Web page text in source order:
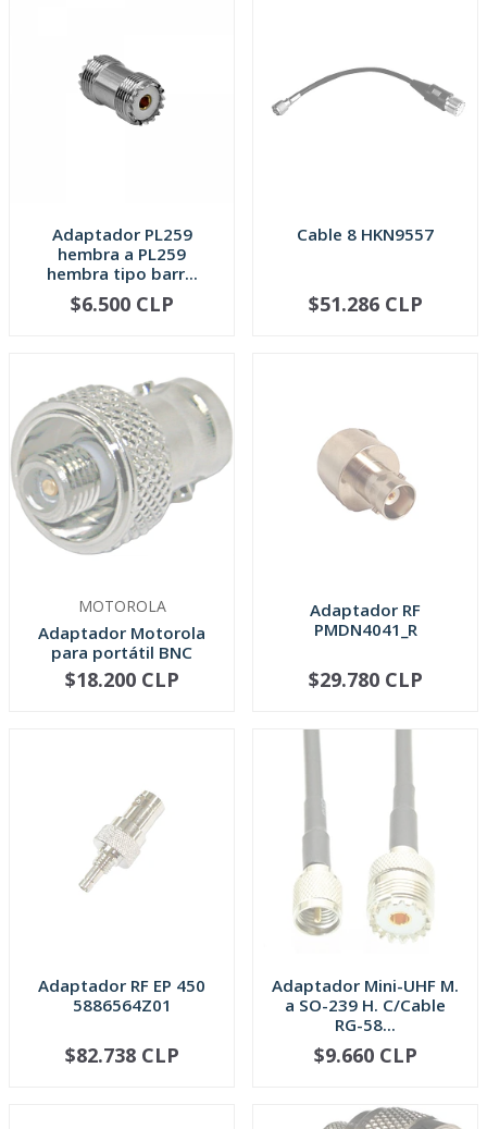
Adaptador PL259
hembra a PL259
hembra tipo barr...
+
$6.500 CLP
Cable 8 HKN9557
AGOTADO
$51.286 CLP
MOTOROLA
Adaptador Motorola
para portátil BNC
HLN8262
AGOTADO
$18.200 CLP
Adaptador RF
PMDN4041_R
AGOTADO
$29.780 CLP
Adaptador RF EP 450
5886564Z01
AGOTADO
$82.738 CLP
Adaptador Mini-UHF M.
a SO-239 H. C/Cable
RG-58...
AGOTADO
$9.660 CLP